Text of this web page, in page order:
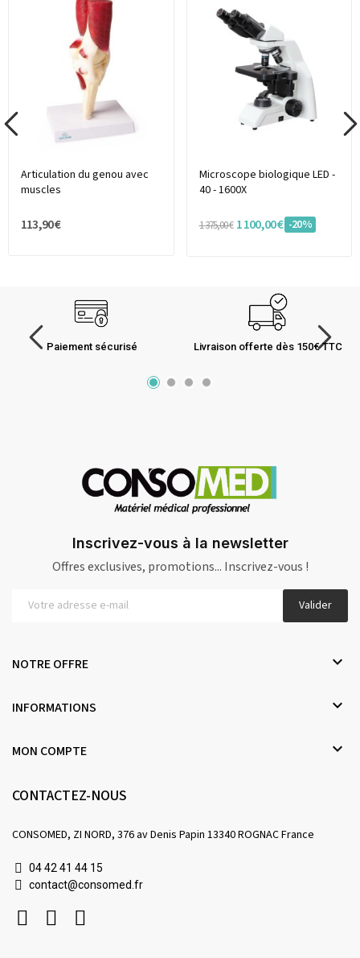
Articulation du genou avec
muscles
113,90 €
Microscope biologique LED -
40 - 1600X
1 375,00 € 1 100,00 € -20%
Paiement sécurisé Livraison offerte dès 150€ TTC
Inscrivez-vous à la newsletter
Offres exclusives, promotions... Inscrivez-vous !
Valider
NOTRE OFFRE 
INFORMATIONS 
MON COMPTE 
CONTACTEZ-NOUS
CONSOMED, ZI NORD, 376 av Denis Papin 13340 ROGNAC France
04 42 41 44 15
contact@consomed.fr